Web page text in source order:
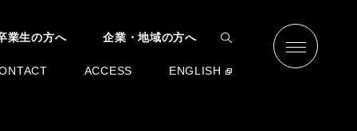
業生の方へ 企業・地域の方へ
ACCESS ENGLISH